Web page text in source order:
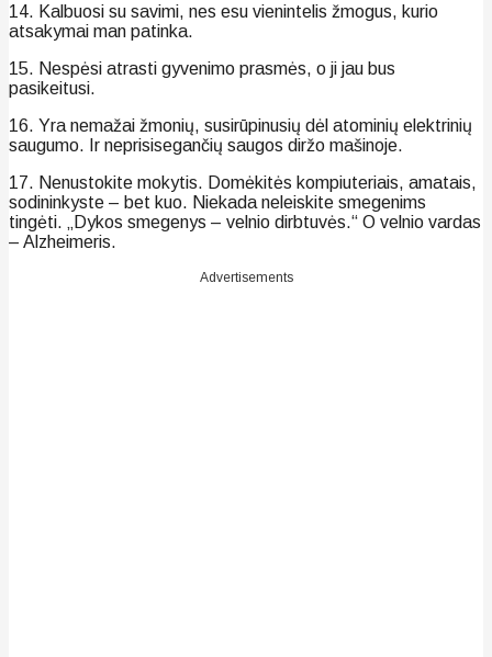
14. Kalbuosi su savimi, nes esu vienintelis žmogus, kurio
atsakymai man patinka.
15. Nespėsi atrasti gyvenimo prasmės, o ji jau bus
pasikeitusi.
16. Yra nemažai žmonių, susirūpinusių dėl atominių elektrinių
saugumo. Ir neprisisegančių saugos diržo mašinoje.
17. Nenustokite mokytis. Domėkitės kompiuteriais, amatais,
sodininkyste – bet kuo. Niekada neleiskite smegenims
tingėti. „Dykos smegenys – velnio dirbtuvės.“ O velnio vardas
– Alzheimeris.
Advertisements